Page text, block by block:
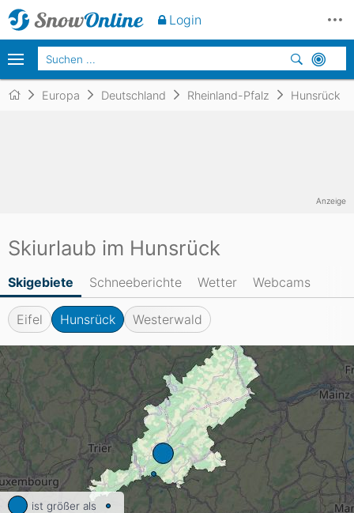
Europa Deutschland Rheinland-Pfalz Hunsrück
Skiurlaub im Hunsrück
Skigebiete Schneeberichte Wetter Webcams
Eifel Hunsrück Westerwald
ist größer als
Anzeige
Login